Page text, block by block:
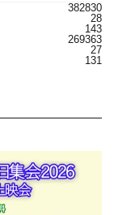
382830
28
143
269363
27
131